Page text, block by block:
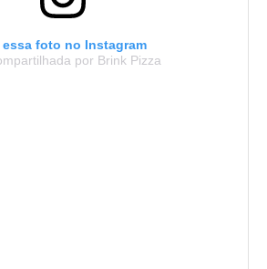
essa foto no Instagram
por Brink Pizza